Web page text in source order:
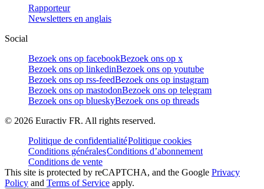
Rapporteur
Newsletters en anglais
Social
Bezoek ons op facebookBezoek ons op x
Bezoek ons op linkedinBezoek ons op youtube
Bezoek ons op rss-feedBezoek ons op instagram
Bezoek ons op mastodonBezoek ons op telegram
Bezoek ons op blueskyBezoek ons op threads
© 2026 Euractiv FR. All rights reserved.
Politique de confidentialitéPolitique cookies
Conditions généralesConditions d’abonnement
Conditions de vente
This site is protected by reCAPTCHA, and the Google Privacy
Policy and Terms of Service apply.